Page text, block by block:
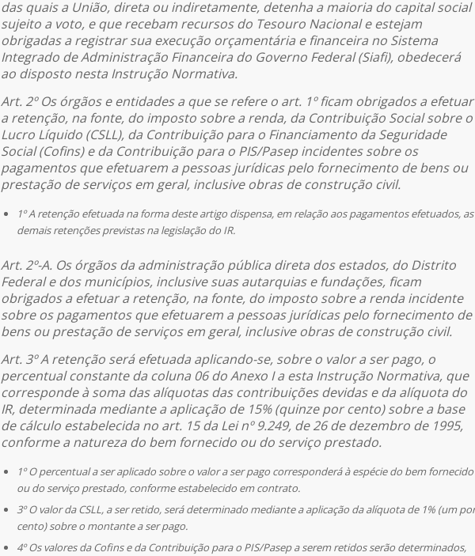
das quais a União, direta ou indiretamente, detenha a maioria do capital social
sujeito a voto, e que recebam recursos do Tesouro Nacional e estejam
obrigadas a registrar sua execução orçamentária e financeira no Sistema
Integrado de Administração Financeira do Governo Federal (Siafi), obedecerá
ao disposto nesta Instrução Normativa.
Art. 2º Os órgãos e entidades a que se refere o art. 1º ficam obrigados a efetuar
a retenção, na fonte, do imposto sobre a renda, da Contribuição Social sobre o
Lucro Líquido (CSLL), da Contribuição para o Financiamento da Seguridade
Social (Cofins) e da Contribuição para o PIS/Pasep incidentes sobre os
pagamentos que efetuarem a pessoas jurídicas pelo fornecimento de bens ou
prestação de serviços em geral, inclusive obras de construção civil.
1º A retenção efetuada na forma deste artigo dispensa, em relação aos pagamentos efetuados, as
demais retenções previstas na legislação do IR.
Art. 2º-A. Os órgãos da administração pública direta dos estados, do Distrito
Federal e dos municípios, inclusive suas autarquias e fundações, ficam
obrigados a efetuar a retenção, na fonte, do imposto sobre a renda incidente
sobre os pagamentos que efetuarem a pessoas jurídicas pelo fornecimento de
bens ou prestação de serviços em geral, inclusive obras de construção civil.
Art. 3º A retenção será efetuada aplicando-se, sobre o valor a ser pago, o
percentual constante da coluna 06 do Anexo I a esta Instrução Normativa, que
corresponde à soma das alíquotas das contribuições devidas e da alíquota do
IR, determinada mediante a aplicação de 15% (quinze por cento) sobre a base
de cálculo estabelecida no art. 15 da Lei nº 9.249, de 26 de dezembro de 1995,
conforme a natureza do bem fornecido ou do serviço prestado.
1º O percentual a ser aplicado sobre o valor a ser pago corresponderá à espécie do bem fornecido
ou do serviço prestado, conforme estabelecido em contrato.
3º O valor da CSLL, a ser retido, será determinado mediante a aplicação da alíquota de 1% (um por
cento) sobre o montante a ser pago.
4º Os valores da Cofins e da Contribuição para o PIS/Pasep a serem retidos serão determinados,